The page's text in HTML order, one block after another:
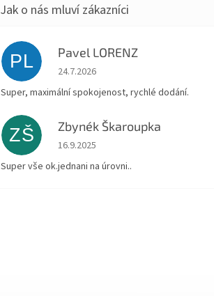
PL Pavel LORENZ
Hodnocení obchodu je 5 z 5 hvězdiček.
24.7.2026
Super, maximální spokojenost, rychlé dodání.
ZŠ Zbynék Škaroupka
Hodnocení obchodu je 5 z 5 hvězdiček.
16.9.2025
Super vše ok.jednani na úrovni..